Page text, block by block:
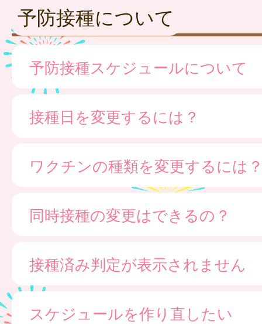
予防接種について
予防接種スケジュールについて
接種日を変更するには？
ワクチンの種類を変更するには
同時接種の変更はできるの？
接種済み判定が表示されません
スケジュールを作り直したい